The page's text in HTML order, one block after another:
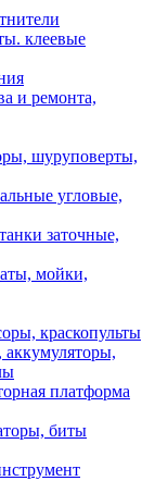
клеевые
и ремонта,
шуруповерты,
угловые,
заточные,
мойки,
краскопульты
аккумуляторы,
платформа
биты